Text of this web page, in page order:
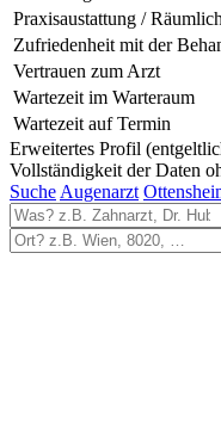
Praxisaustattung /
Zufriedenheit mit der
Vertrauen zum Arzt
Wartezeit im Warteraum
Wartezeit auf Termin
Erweitertes Profil
Vollständigkeit der Daten
SucheAugenarzt